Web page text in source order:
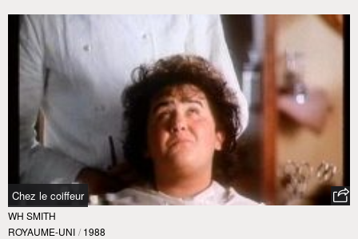
Chez le coiffeur
WH SMITH
ROYAUME-UNI / 1988